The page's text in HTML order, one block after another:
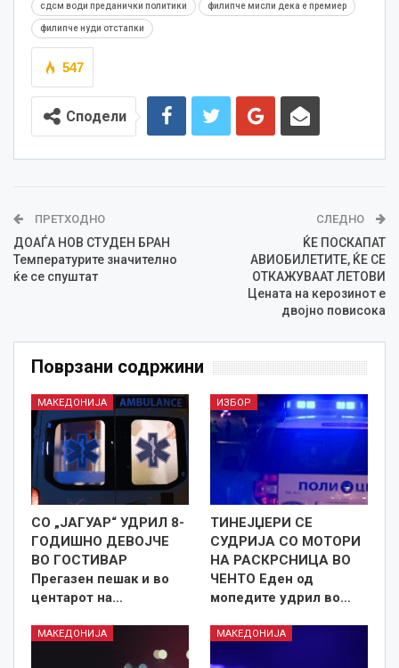
сдсм води преданички политики филипче мисли дека е премиер
филипче нуди отстапки
547
Сподели
ПРЕТХОДНО
ДОАЃА НОВ СТУДЕН БРАН
Температурите значително
ќе се спуштат
СЛЕДНО
ЌЕ ПОСКАПАТ
АВИОБИЛЕТИТЕ, ЌЕ СЕ
ОТКАЖУВААТ ЛЕТОВИ
Цената на керозинот е
двојно повисока
Поврзани содржини
МАКЕДОНИЈА
СО „ЈАГУАР“ УДРИЛ 8-
ГОДИШНО ДЕВОЈЧЕ
ВО ГОСТИВАР
Прегазен пешак и во
центарот на…
ИЗБОР
ТИНЕЈЏЕРИ СЕ
СУДРИЈА СО МОТОРИ
НА РАСКРСНИЦА ВО
ЧЕНТО Еден од
мопедите удрил во…
МАКЕДОНИЈА МАКЕДОНИЈА